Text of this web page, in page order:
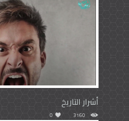
أشرار التاريخ
3160
0